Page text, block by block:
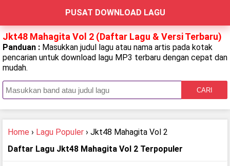
PUSAT DOWNLOAD LAGU
Jkt48 Mahagita Vol 2 (Daftar Lagu & Versi Terbaru)
Panduan : Masukkan judul lagu atau nama artis pada kotak
pencarian untuk download lagu MP3 terbaru dengan cepat dan
mudah.
CARI
Home › Lagu Populer › Jkt48 Mahagita Vol 2
Daftar Lagu Jkt48 Mahagita Vol 2 Terpopuler